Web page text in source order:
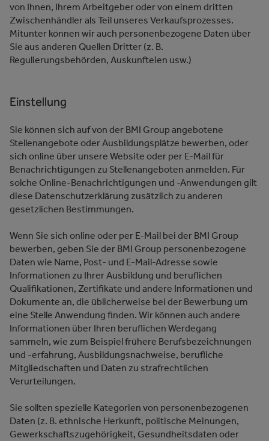
von Ihnen, Ihrem Arbeitgeber oder von einem dritten
Zwischenhändler als Teil unseres Verkaufsprozesses.
Mitunter können wir auch personenbezogene Daten über
Sie aus anderen Quellen Dritter (z. B.
Regulierungsbehörden, Auskunfteien usw.)
Einstellung
Sie können sich auf von der BMI Group angebotene
Stellenangebote oder Ausbildungsplätze bewerben, oder
sich online über unsere Website oder per E-Mail für
Benachrichtigungen zu Stellenangeboten anmelden. Für
solche Online-Benachrichtigungen und -Anwendungen gilt
diese Datenschutzerklärung zusätzlich zu anderen
gesetzlichen Bestimmungen.
Wenn Sie sich online oder per E-Mail bei der BMI Group
bewerben, geben Sie der BMI Group personenbezogene
Daten wie Name, Post- und E-Mail-Adresse sowie
Informationen zu Ihrer Ausbildung und beruflichen
Qualifikationen, Zertifikate und andere Informationen und
Dokumente an, die üblicherweise bei der Bewerbung um
eine Stelle Anwendung finden. Wir können auch andere
Informationen über Ihren beruflichen Werdegang
sammeln, wie zum Beispiel frühere Berufsbezeichnungen
und -erfahrung, Ausbildungsnachweise, berufliche
Mitgliedschaften und Daten zu strafrechtlichen
Verurteilungen.
Sie sollten spezielle Kategorien von personenbezogenen
Daten (z. B. ethnische Herkunft, politische Meinungen,
Gewerkschaftszugehörigkeit, Gesundheitsdaten oder